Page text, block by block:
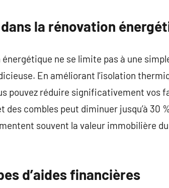
la rénovation
ne se limite pas à une
En améliorant l’isolation
pouvez réduire significativement vos
des combles peut diminuer jusqu’à 30
souvent la valeur immobilière
d’aides financières